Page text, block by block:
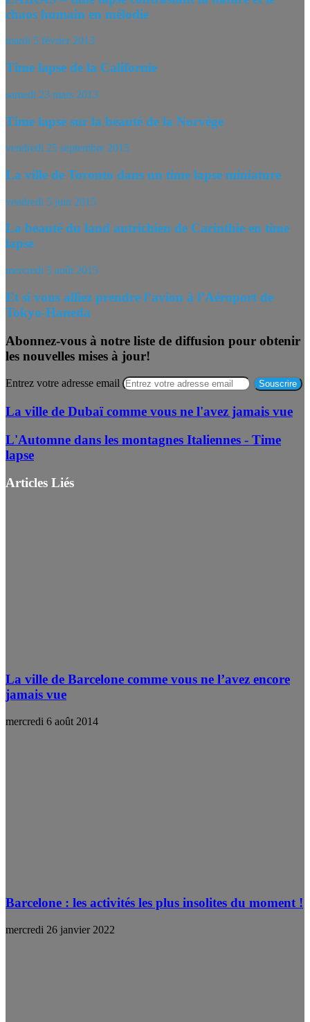
chaos humain en mélodie
mardi 5 février 2013
Time lapse de la Californie
samedi 23 mars 2013
Time lapse sur la beauté de la Norvège
vendredi 25 septembre 2015
La ville de Toronto dans un time lapse miniature
vendredi 5 juin 2015
La beauté du land autrichien de Carinthie en time
lapse
mercredi 5 août 2015
Et si vous alliez prendre l’avion à l’Aéroport de
Tokyo-Haneda
Abonnez-vous à notre liste de diffusion pour obtenir
les nouvelles mises à jour!
Entrez votre adresse email
La ville de Dubaï comme vous ne l'avez jamais vue
L'Automne dans les montagnes Italiennes - Time
lapse
Articles Liés
La ville de Barcelone comme vous ne l’avez encore
jamais vue
mercredi 6 août 2014
Barcelone : les activités les plus insolites du moment !
mercredi 26 janvier 2022